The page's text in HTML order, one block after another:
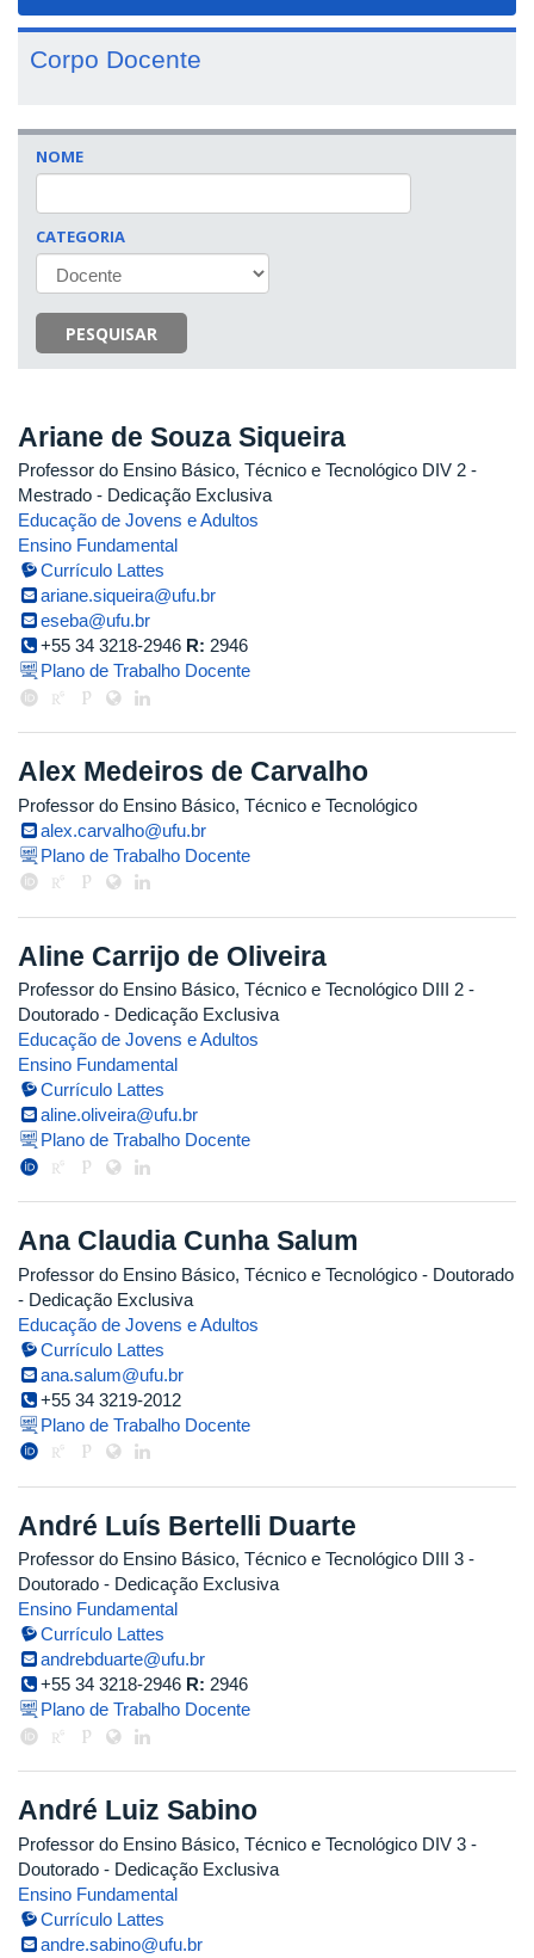
Corpo Docente
NOME
CATEGORIA
PESQUISAR
Ariane de Souza Siqueira
Professor do Ensino Básico, Técnico e Tecnológico DIV 2 -
Mestrado - Dedicação Exclusiva
Educação de Jovens e Adultos
Ensino Fundamental
Currículo Lattes
ariane.siqueira@ufu.br
eseba@ufu.br
+55 34 3218-2946 R: 2946
Plano de Trabalho Docente
Alex Medeiros de Carvalho
Professor do Ensino Básico, Técnico e Tecnológico
alex.carvalho@ufu.br
Plano de Trabalho Docente
Aline Carrijo de Oliveira
Professor do Ensino Básico, Técnico e Tecnológico DIII 2 -
Doutorado - Dedicação Exclusiva
Educação de Jovens e Adultos
Ensino Fundamental
Currículo Lattes
aline.oliveira@ufu.br
Plano de Trabalho Docente
Ana Claudia Cunha Salum
Professor do Ensino Básico, Técnico e Tecnológico - Doutorado
- Dedicação Exclusiva
Educação de Jovens e Adultos
Currículo Lattes
ana.salum@ufu.br
+55 34 3219-2012
Plano de Trabalho Docente
André Luís Bertelli Duarte
Professor do Ensino Básico, Técnico e Tecnológico DIII 3 -
Doutorado - Dedicação Exclusiva
Ensino Fundamental
Currículo Lattes
andrebduarte@ufu.br
+55 34 3218-2946 R:2946
Plano de Trabalho Docente
André Luiz Sabino
Professor do Ensino Básico, Técnico e Tecnológico DIV 3 -
Doutorado - Dedicação Exclusiva
Ensino Fundamental
Currículo Lattes
andre.sabino@ufu.br